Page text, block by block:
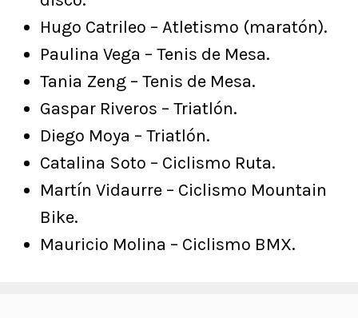
Hugo Catrileo – Atletismo (maratón).
Paulina Vega – Tenis de Mesa.
Tania Zeng – Tenis de Mesa.
Gaspar Riveros – Triatlón.
Diego Moya – Triatlón.
Catalina Soto – Ciclismo Ruta.
Martín Vidaurre – Ciclismo Mountain
Bike.
Mauricio Molina – Ciclismo BMX.